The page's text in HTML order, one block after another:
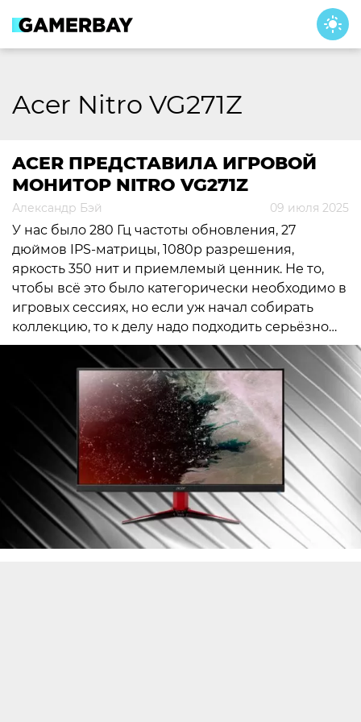
content
Acer Nitro VG271Z
ACER ПРЕДСТАВИЛА ИГРОВОЙ
МОНИТОР NITRO VG271Z
Александр Бэй 09 июля 2025
У нас было 280 Гц частоты обновления, 27
дюймов IPS-матрицы, 1080p разрешения,
яркость 350 нит и приемлемый ценник. Не то,
чтобы всё это было категорически необходимо в
игровых сессиях, но если уж начал собирать
коллекцию, то к делу надо подходить серьёзно…